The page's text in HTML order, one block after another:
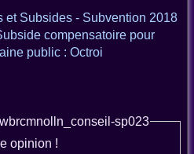
et Subsides - Subvention 2018
compensatoire pour
public : Octroi
sp023
opinion !